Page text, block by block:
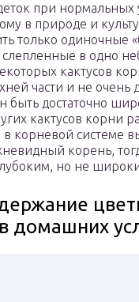
при нормальных
в природе и
только одиночные
слепленные в одно
кактусов
части и не очень
быть достаточно
кактусов корни
в корневой системе
корень,
но не
домашних